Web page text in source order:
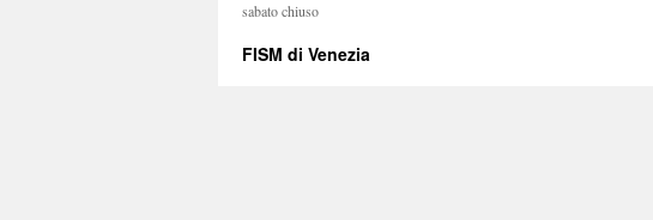
sabato chiuso
FISM di Venezia